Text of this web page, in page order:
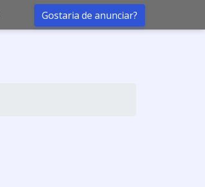
Gostaria de anunciar?